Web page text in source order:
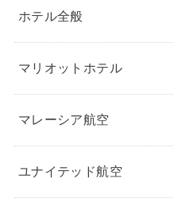
ホテル全般
マリオットホテル
マレーシア航空
ユナイテッド航空